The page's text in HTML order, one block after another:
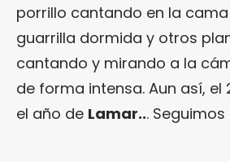
porrillo cantando en la
guarrilla dormida y otros
cantando y mirando a la
de forma intensa. Aun así, el
el año de Lamar...